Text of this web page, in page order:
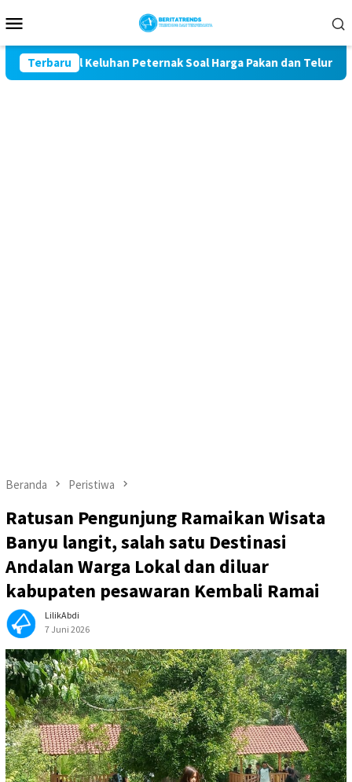
ke
Mobile
Terbaru
Kawal Keluhan Peternak Soal Harga Pakan dan Telur
Beranda Peristiwa
Ratusan Pengunjung Ramaikan Wisata
Banyu langit, salah satu Destinasi
Andalan Warga Lokal dan diluar
kabupaten pesawaran Kembali Ramai
LilikAbdi
7 Juni 2026